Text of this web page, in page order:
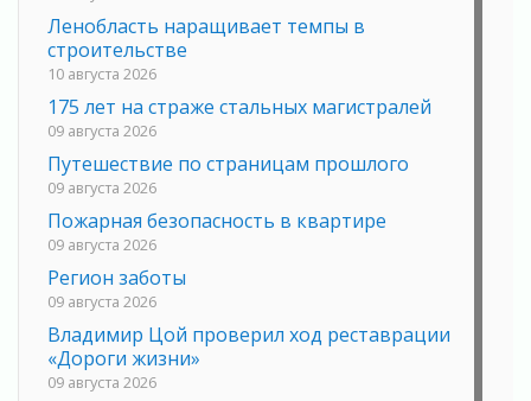
Ленобласть наращивает темпы в
строительстве
10 августа 2026
175 лет на страже стальных магистралей
09 августа 2026
Путешествие по страницам прошлого
09 августа 2026
Пожарная безопасность в квартире
09 августа 2026
Регион заботы
09 августа 2026
Владимир Цой проверил ход реставрации
«Дороги жизни»
09 августа 2026